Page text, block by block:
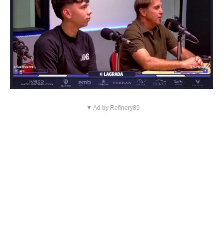
▼ Ad by Refinery89